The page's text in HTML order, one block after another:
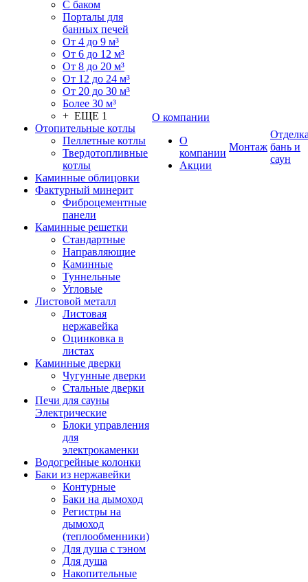
С баком
Порталы для
банных печей
От 4 до 9 м³
От 6 до 12 м³
От 8 до 20 м³
От 12 до 24 м³
От 20 до 30 м³
Более 30 м³
+ ЕЩЕ 1
Отопительные котлы
Пеллетные котлы
Твердотопливные
котлы
Каминные облицовки
Фактурный минерит
Фиброцементные
панели
Каминные решетки
Стандартные
Направляющие
Каминные
Туннельные
Угловые
Листовой металл
Листовая
нержавейка
Оцинковка в
листах
Каминные дверки
Чугунные дверки
Стальные дверки
Печи для сауны
Электрические
Блоки управления
для
электрокаменки
Водогрейные колонки
Баки из нержавейки
Контурные
Баки на дымоход
Регистры на
дымоход
(теплообменники)
Для душа с тэном
Для душа
Накопительные
О компании
О
компании
Акции
Монтаж бань и
саун